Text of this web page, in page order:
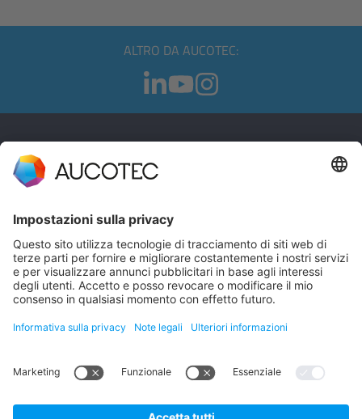
ALTRO DA AUCOTEC:
CONTATTI
Telefono +49 511 6103 0
AUCOTEC AG
30916 Isernhagen